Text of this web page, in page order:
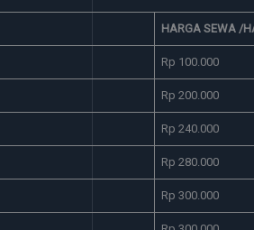
HARGA SEWA /
Rp 100.000
Rp 200.000
Rp 240.000
Rp 280.000
Rp 300.000